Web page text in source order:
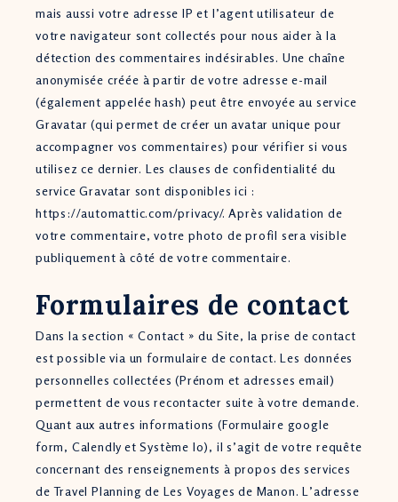
mais aussi votre adresse IP et l’agent utilisateur de
votre navigateur sont collectés pour nous aider à la
détection des commentaires indésirables. Une chaîne
anonymisée créée à partir de votre adresse e-mail
(également appelée hash) peut être envoyée au service
Gravatar (qui permet de créer un avatar unique pour
accompagner vos commentaires) pour vérifier si vous
utilisez ce dernier. Les clauses de confidentialité du
service Gravatar sont disponibles ici :
https://automattic.com/privacy/. Après validation de
votre commentaire, votre photo de profil sera visible
publiquement à côté de votre commentaire.
Formulaires de contact
Dans la section « Contact » du Site, la prise de contact
est possible via un formulaire de contact. Les données
personnelles collectées (Prénom et adresses email)
permettent de vous recontacter suite à votre demande.
Quant aux autres informations (Formulaire google
form, Calendly et Système Io), il s’agit de votre requête
concernant des renseignements à propos des services
de Travel Planning de Les Voyages de Manon. L’adresse